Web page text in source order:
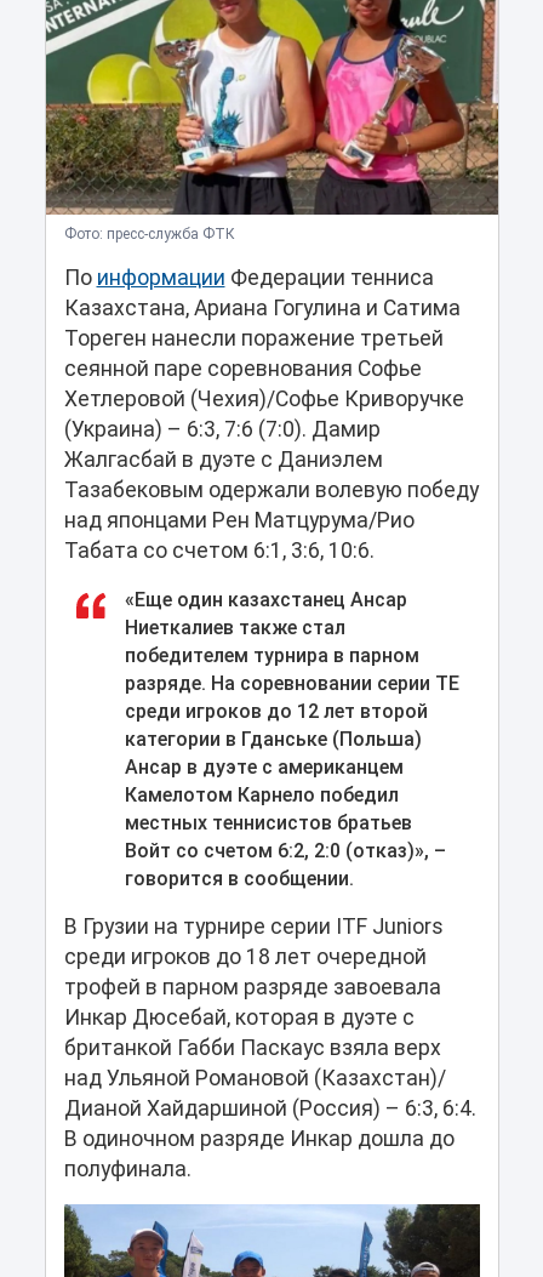
Фото: пресс-служба ФТК
По информации Федерации тенниса
Казахстана, Ариана Гогулина и Сатима
Тореген нанесли поражение третьей
сеянной паре соревнования Софье
Хетлеровой (Чехия)/Софье Криворучке
(Украина) – 6:3, 7:6 (7:0). Дамир
Жалгасбай в дуэте с Даниэлем
Тазабековым одержали волевую победу
над японцами Рен Матцурума/Рио
Табата со счетом 6:1, 3:6, 10:6.
«Еще один казахстанец Ансар
Ниеткалиев также стал
победителем турнира в парном
разряде. На соревновании серии ТЕ
среди игроков до 12 лет второй
категории в Гданське (Польша)
Ансар в дуэте с американцем
Камелотом Карнело победил
местных теннисистов братьев
Войт со счетом 6:2, 2:0 (отказ)», –
говорится в сообщении.
В Грузии на турнире серии ITF Juniors
среди игроков до 18 лет очередной
трофей в парном разряде завоевала
Инкар Дюсебай, которая в дуэте с
британкой Габби Паскаус взяла верх
над Ульяной Романовой (Казахстан)/
Дианой Хайдаршиной (Россия) – 6:3, 6:4.
В одиночном разряде Инкар дошла до
полуфинала.